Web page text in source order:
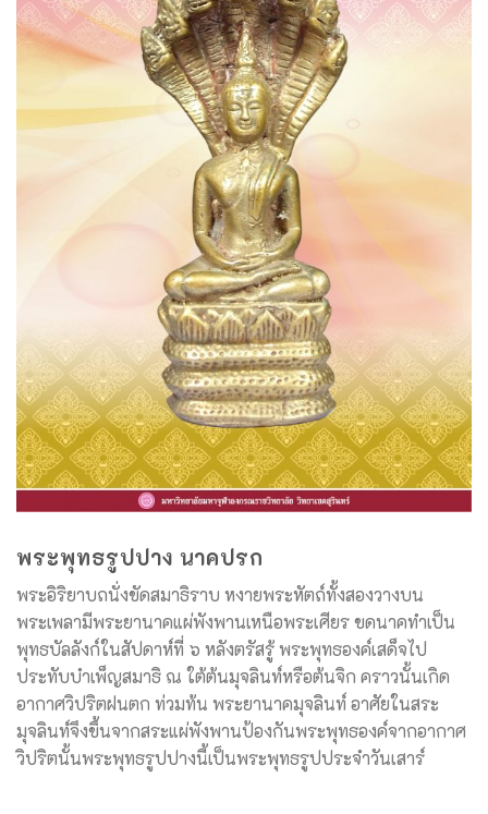
พระพุทธรูปปาง นาคปรก
พระอิริยาบถนั่งขัดสมาธิราบ หงายพระหัตถ์ทั้งสองวางบน
พระเพลามีพระยานาคแผ่พังพานเหนือพระเศียร ขดนาคทำเป็น
พุทธบัลลังก์ในสัปดาห์ที่ ๖ หลังตรัสรู้ พระพุทธองค์เสด็จไป
ประทับบำเพ็ญสมาธิ ณ ใต้ต้นมุจลินท์หรือต้นจิก คราวนั้นเกิด
อากาศวิปริตฝนตก ท่วมท้น พระยานาคมุจลินท์ อาศัยในสระ
มุจลินท์จึงขึ้นจากสระแผ่พังพานป้องกันพระพุทธองค์จากอากาศ
วิปริตนั้นพระพุทธรูปปางนี้เป็นพระพุทธรูปประจำวันเสาร์